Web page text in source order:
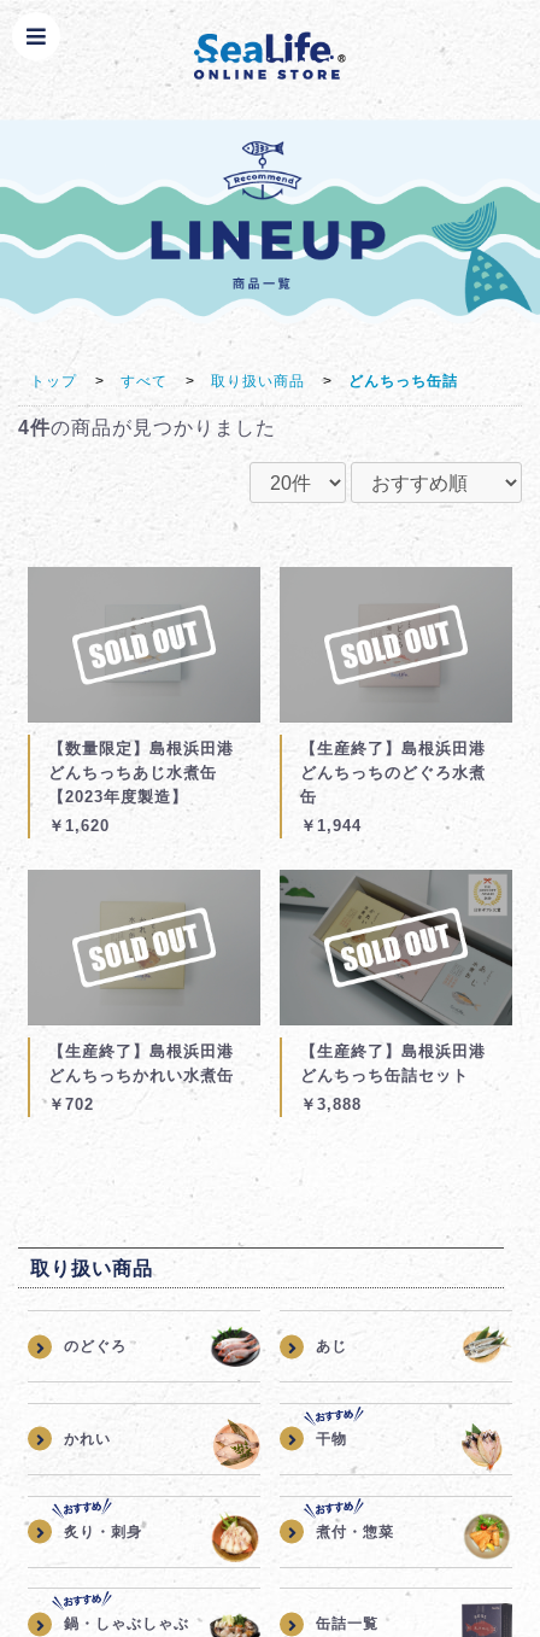
トップ > すべて > 取り扱い商品 > どんちっち缶詰
4件の商品が見つかりました
【数量限定】島根浜田港
どんちっちあじ水煮缶
【2023年度製造】
￥1,620
【生産終了】島根浜田港
どんちっちのどぐろ水煮
缶
￥1,944
【生産終了】島根浜田港
どんちっちかれい水煮缶
￥702
【生産終了】島根浜田港
どんちっち缶詰セット
￥3,888
取り扱い商品
のどぐろ あじ
かれい 干物
炙り・刺身 煮付・惣菜
鍋・しゃぶしゃぶ 缶詰一覧